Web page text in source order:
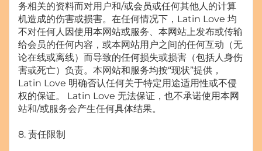
务相关的资料而对用户和/或会员或任何其他人的计算
机造成的伤害或损害。在任何情况下，Latin Love 均
不对任何人因使用本网站或服务、本网站上发布或传输
给会员的任何内容，或本网站用户之间的任何互动（无
论在线或离线）而导致的任何损失或损害（包括人身伤
害或死亡）负责。本网站和服务均按“现状”提供，
Latin Love 明确否认任何关于特定用途适用性或不侵
权的保证。 Latin Love 无法保证，也不承诺使用本网
站和/或服务会产生任何具体结果。
8. 责任限制